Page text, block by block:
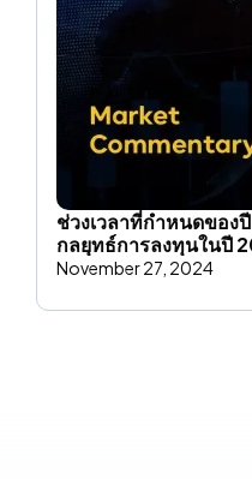
ช่วงเวลาที่กําหนดของ
กลยุทธ์การลงทุนในปี
November 27, 2024